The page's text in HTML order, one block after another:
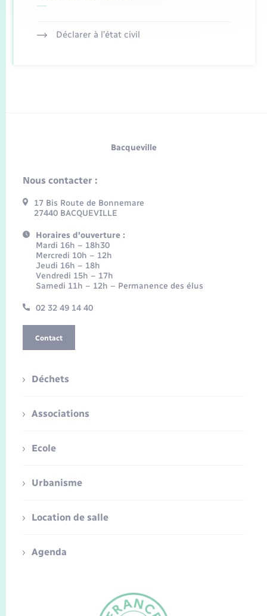
Déclarer à l’état civil
Bacqueville
Nous contacter :
17 Bis Route de Bonnemare
27440 BACQUEVILLE
Horaires d'ouverture :
Mardi 16h – 18h30
Mercredi 10h – 12h
Jeudi 16h – 18h
Vendredi 15h – 17h
Samedi 11h – 12h – Permanence des élus
02 32 49 14 40
Contact
Déchets
Associations
Ecole
Urbanisme
Location de salle
Agenda